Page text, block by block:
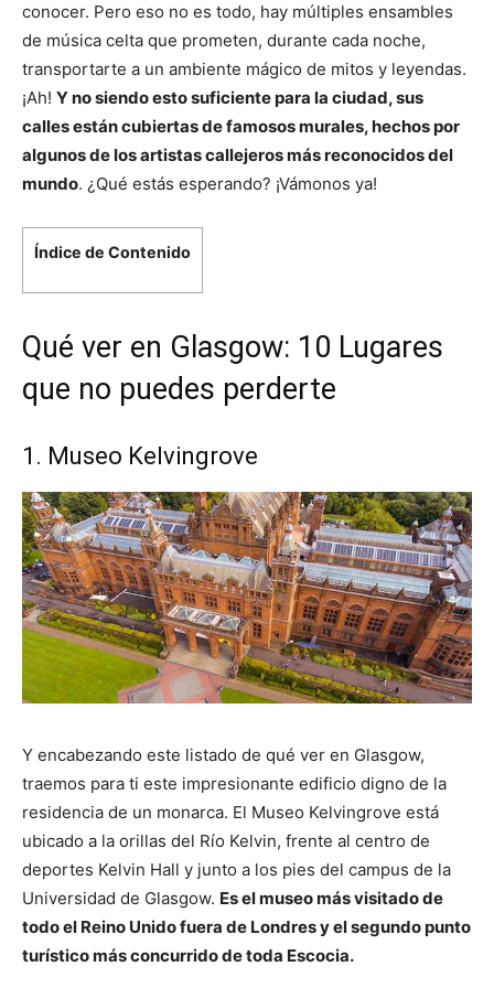
conocer. Pero eso no es todo, hay múltiples ensambles
de música celta que prometen, durante cada noche,
transportarte a un ambiente mágico de mitos y leyendas.
¡Ah! Y no siendo esto suficiente para la ciudad, sus
calles están cubiertas de famosos murales, hechos por
algunos de los artistas callejeros más reconocidos del
mundo. ¿Qué estás esperando? ¡Vámonos ya!
Índice de Contenido
Qué ver en Glasgow: 10 Lugares
que no puedes perderte
1. Museo Kelvingrove
Y encabezando este listado de qué ver en Glasgow,
traemos para ti este impresionante edificio digno de la
residencia de un monarca. El Museo Kelvingrove está
ubicado a la orillas del Río Kelvin, frente al centro de
deportes Kelvin Hall y junto a los pies del campus de la
Universidad de Glasgow. Es el museo más visitado de
todo el Reino Unido fuera de Londres y el segundo punto
turístico más concurrido de toda Escocia.